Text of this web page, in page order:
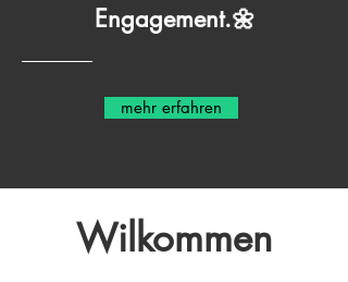
Engagement.🌼
mehr erfahren
Wilkommen